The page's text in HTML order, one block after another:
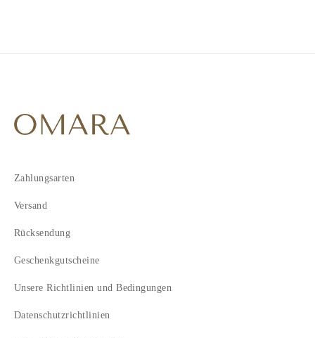
Zahlungsarten
Versand
Rücksendung
Geschenkgutscheine
Unsere Richtlinien und Bedingungen
Datenschutzrichtlinien